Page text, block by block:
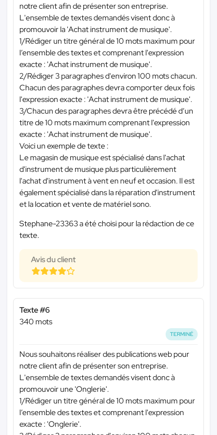
notre client afin de présenter son entreprise.
L'ensemble de textes demandés visent donc à
promouvoir la 'Achat instrument de musique'.
1/Rédiger un titre général de 10 mots maximum pour
l’ensemble des textes et comprenant l'expression
exacte : 'Achat instrument de musique'.
2/Rédiger 3 paragraphes d'environ 100 mots chacun.
Chacun des paragraphes devra comporter deux fois
l'expression exacte : 'Achat instrument de musique'.
3/Chacun des paragraphes devra être précédé d’un
titre de 10 mots maximum comprenant l'expression
exacte : 'Achat instrument de musique'.
Voici un exemple de texte :
Le magasin de musique est spécialisé dans l'achat
d'instrument de musique plus particulièrement
l'achat d'instrument à vent en neuf et occasion. Il est
également spécialisé dans la réparation d'instrument
et la location et vente de matériel sono.
Stephane-23363 a été choisi pour la rédaction de ce
texte.
Avis du client
Texte #6
340 mots
TERMINÉ
Nous souhaitons réaliser des publications web pour
notre client afin de présenter son entreprise.
L'ensemble de textes demandés visent donc à
promouvoir une 'Onglerie'.
1/Rédiger un titre général de 10 mots maximum pour
l’ensemble des textes et comprenant l'expression
exacte : 'Onglerie'.